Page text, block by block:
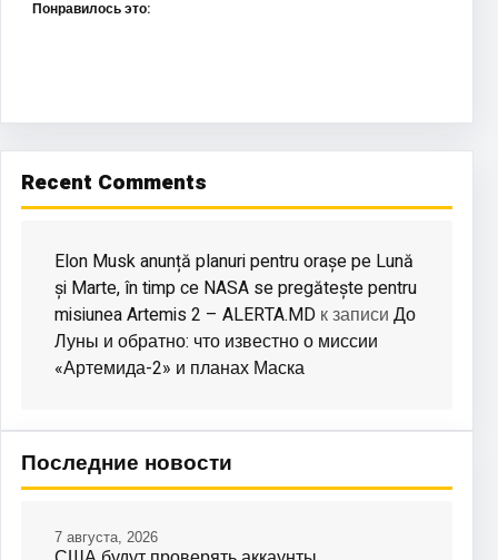
Понравилось это:
Recent Comments
Elon Musk anunță planuri pentru orașe pe Lună
și Marte, în timp ce NASA se pregătește pentru
misiunea Artemis 2 – ALERTA.MD к записи До
Луны и обратно: что известно о миссии
«Артемида-2» и планах Маска
Последние новости
7 августа, 2026